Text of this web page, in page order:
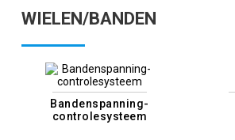
WIELEN/BANDEN
Bandenspanning-
controlesysteem